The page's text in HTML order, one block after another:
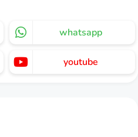
whatsapp
youtube